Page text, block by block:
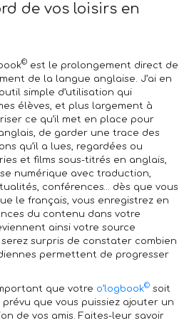
de vos loisirs en
© est le prolongement direct de
de la langue anglaise. J’ai en
simple d’utilisation qui
élèves, et plus largement à
ce qu’il met en place pour
de garder une trace des
qu’il a lues, regardées ou
et films sous-titrés en anglais,
numérique avec traduction,
conférences… dès que vous
le français, vous enregistrez en
du contenu dans votre
ainsi votre source
surpris de constater combien
permettent de progresser
que votre o’logbook© soit
que vous puissiez ajouter un
de vos amis. Faites-leur savoir